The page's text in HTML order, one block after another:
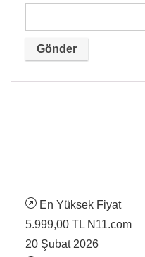
En Yüksek Fiyat
5.999,00 TL N11.com
20 Şubat 2026